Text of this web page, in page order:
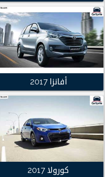
أفانزا 2017
كورولا 2017